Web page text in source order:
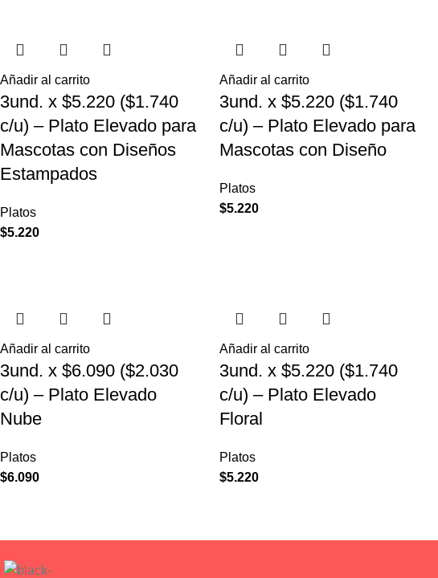
Añadir al carrito
3und. x $5.220 ($1.740
c/u) – Plato Elevado para
Mascotas con Diseños
Estampados
Platos
$5.220
Añadir al carrito
3und. x $5.220 ($1.740
c/u) – Plato Elevado para
Mascotas con Diseño
Platos
$5.220
Añadir al carrito
3und. x $6.090 ($2.030
c/u) – Plato Elevado
Nube
Platos
$6.090
Añadir al carrito
3und. x $5.220 ($1.740
c/u) – Plato Elevado
Floral
Platos
$5.220